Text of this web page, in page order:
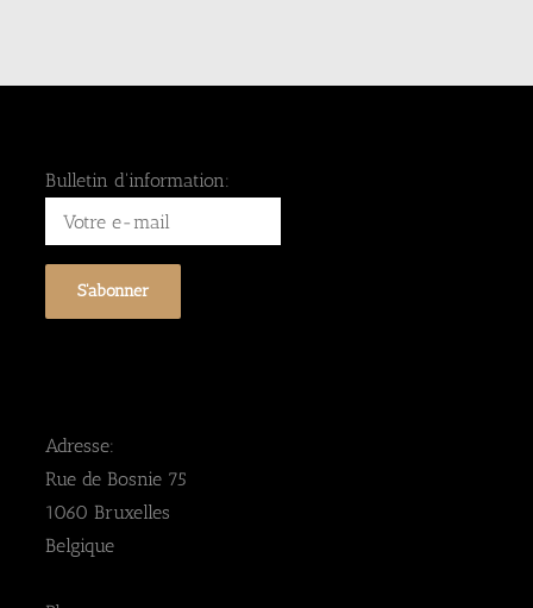
Bulletin d'information:
Adresse:
Rue de Bosnie 75
1060 Bruxelles
Belgique